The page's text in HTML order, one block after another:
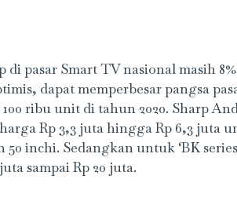
di pasar Smart TV nasional masih
dapat memperbesar pangsa
100 ribu unit di tahun 2020. Sharp
Rp 3,3 juta hingga Rp 6,3 juta
inchi. Sedangkan untuk ‘BK
sampai Rp 20 juta.